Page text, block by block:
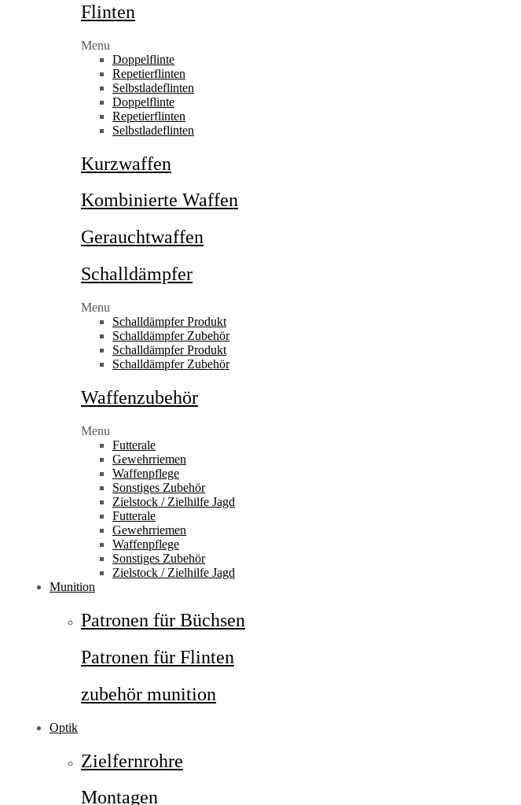
Flinten
Menu
Doppelflinte
Repetierflinten
Selbstladeflinten
Doppelflinte
Repetierflinten
Selbstladeflinten
Kurzwaffen
Kombinierte Waffen
Gerauchtwaffen
Schalldämpfer
Menu
Schalldämpfer Produkt
Schalldämpfer Zubehör
Schalldämpfer Produkt
Schalldämpfer Zubehör
Waffenzubehör
Menu
Futterale
Gewehrriemen
Waffenpflege
Sonstiges Zubehör
Zielstock / Zielhilfe Jagd
Futterale
Gewehrriemen
Waffenpflege
Sonstiges Zubehör
Zielstock / Zielhilfe Jagd
Munition
Patronen für Büchsen
Patronen für Flinten
zubehör munition
Optik
Zielfernrohre
Montagen